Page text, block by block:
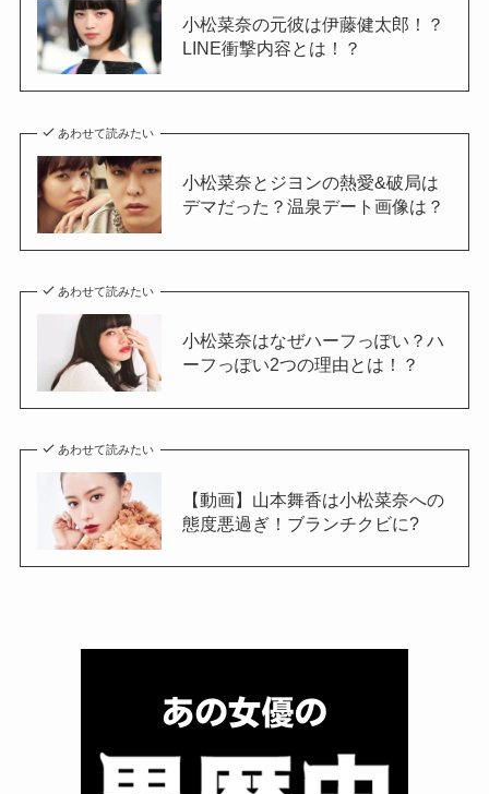
小松菜奈の元彼は伊藤健太郎！？
LINE衝撃内容とは！？
あわせて読みたい
小松菜奈とジヨンの熱愛&破局は
デマだった？温泉デート画像は？
あわせて読みたい
小松菜奈はなぜハーフっぽい？ハ
ーフっぽい2つの理由とは！？
あわせて読みたい
【動画】山本舞香は小松菜奈への
態度悪過ぎ！ブランチクビに?